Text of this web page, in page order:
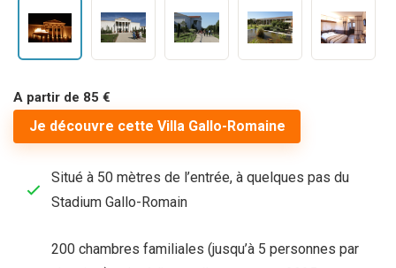
A partir de 85 €
Je découvre cette Villa Gallo-Romaine
Situé à 50 mètres de l’entrée, à quelques pas du
Stadium Gallo-Romain
200 chambres familiales (jusqu’à 5 personnes par